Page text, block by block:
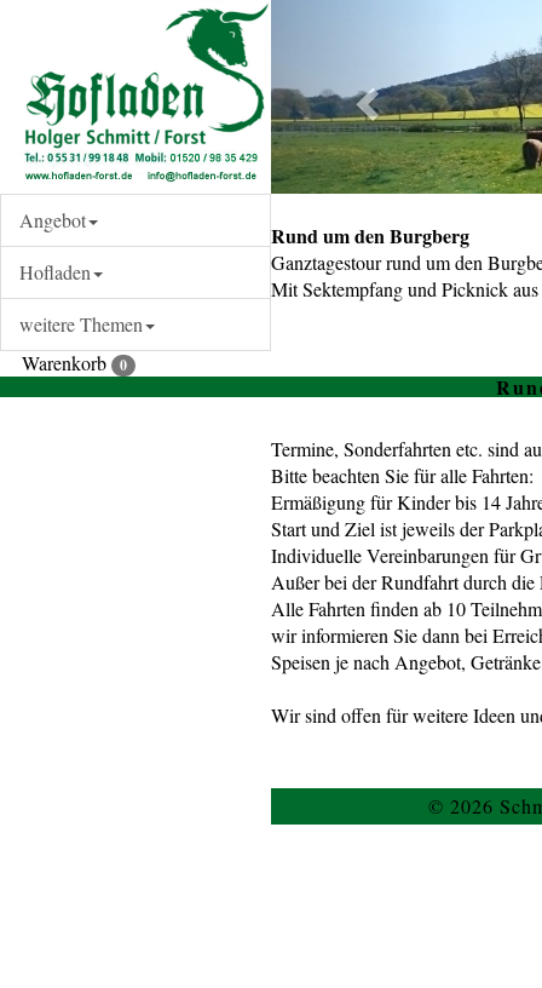
Angebot
Hofladen
weitere Themen
Warenkorb
0
Rund um den Burgberg
Ganztagestour rund um den
Mit Sektempfang und Picknick
Termine, Sonderfahrten etc. sind
Bitte beachten Sie für alle Fahrten:
Ermäßigung für Kinder bis 14
Start und Ziel ist jeweils der
Individuelle Vereinbarungen für
Außer bei der Rundfahrt durch
Alle Fahrten finden ab 10
wir informieren Sie dann bei
Speisen je nach Angebot,
Wir sind offen für weitere Ideen
© 2026